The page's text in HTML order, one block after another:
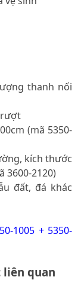
thanh nối
(mã 5350-
kích thước
3600-2120)
đất, đá khác
1005 + 5350-
liên quan